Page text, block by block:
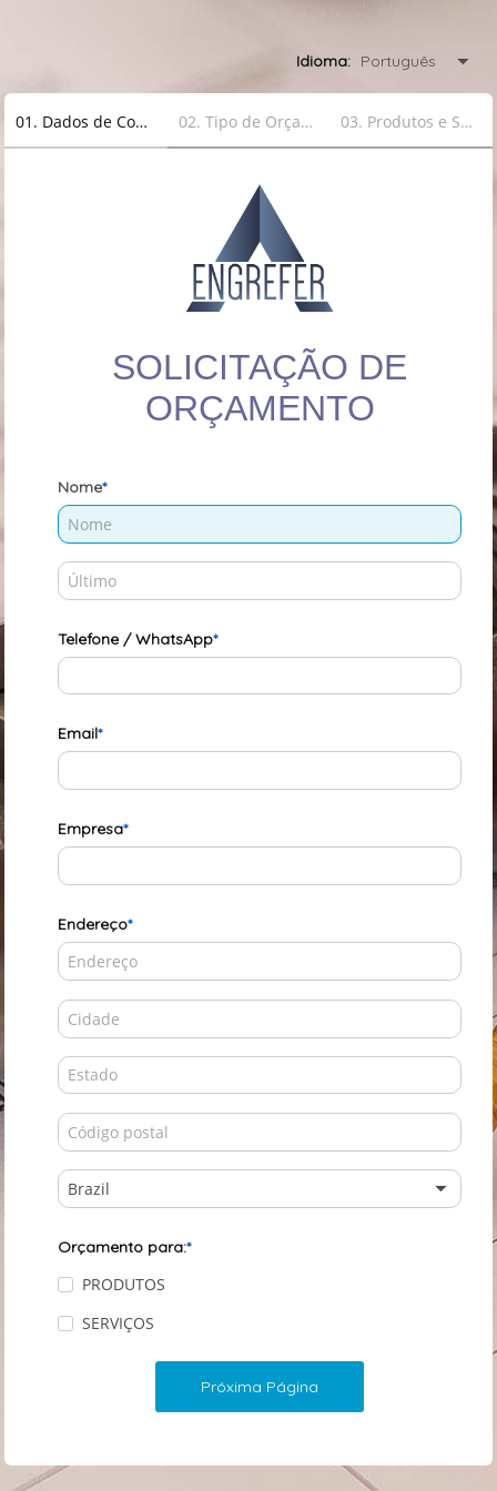
01 . Dados de Contato 02. Tipo de Orçamento 03. Produtos e Serviços
Idioma: Português
SOLICITAÇÃO DE
ORÇAMENTO
Nome
Telefone / WhatsApp
Email
Empresa
Endereço
Brazil
Orçamento para:
PRODUTOS
SERVIÇOS
Próxima Página